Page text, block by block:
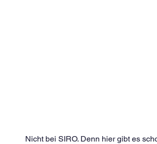
Nicht bei SIRO. Denn hier gibt es